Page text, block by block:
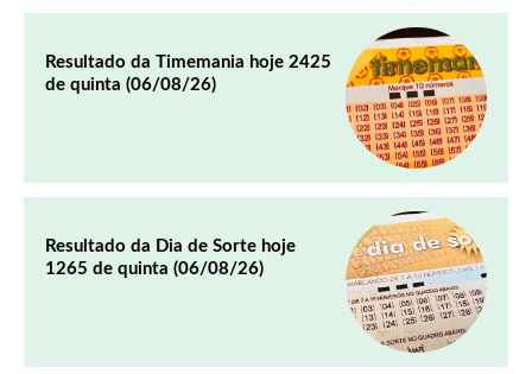
Resultado da Timemania hoje 2425
de quinta (06/08/26)
Resultado da Dia de Sorte hoje
1265 de quinta (06/08/26)